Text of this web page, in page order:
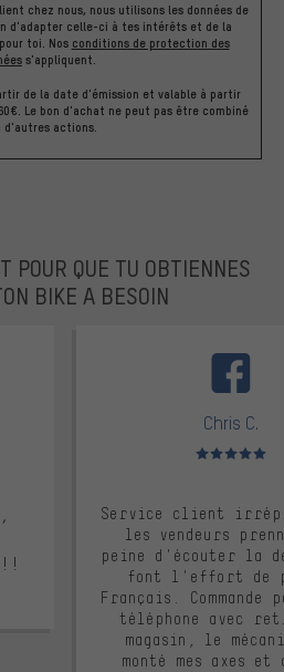
chez nous, nous utilisons les données de
d'adapter celle-ci à tes intérêts et de la
toi. Nos conditions de protection des
s'appliquent.
de la date d'émission et valable à partir
Le bon d'achat ne peut pas être combiné
d'autres actions.
POUR QUE TU OBTIENNES
BIKE A BESOIN
5
Chris C.
Note moyenne :
Service client
les vendeurs
peine d'écouter la
font l'effort de
Français. Commande
téléphone avec
magasin, le
monté mes axes et